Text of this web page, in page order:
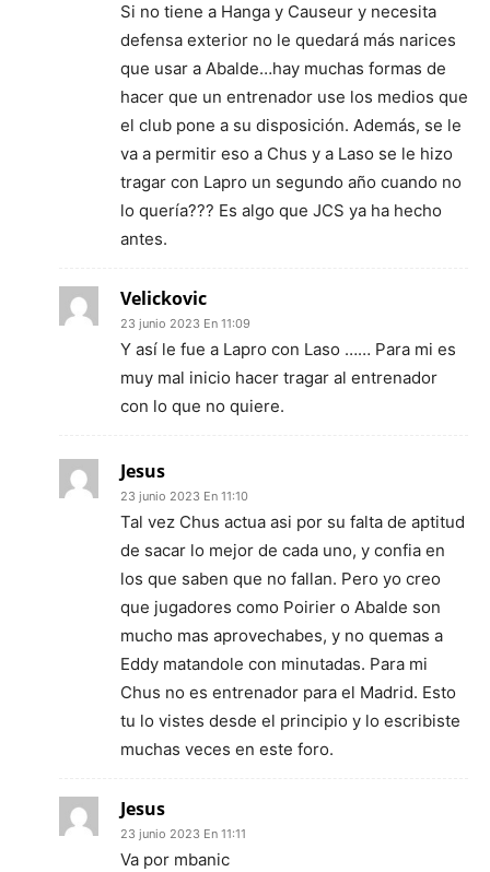
Si no tiene a Hanga y Causeur y necesita
defensa exterior no le quedará más narices
que usar a Abalde…hay muchas formas de
hacer que un entrenador use los medios que
el club pone a su disposición. Además, se le
va a permitir eso a Chus y a Laso se le hizo
tragar con Lapro un segundo año cuando no
lo quería??? Es algo que JCS ya ha hecho
antes.
Velickovic
23 junio 2023 En 11:09
Y así le fue a Lapro con Laso …… Para mi es
muy mal inicio hacer tragar al entrenador
con lo que no quiere.
Jesus
23 junio 2023 En 11:10
Tal vez Chus actua asi por su falta de aptitud
de sacar lo mejor de cada uno, y confia en
los que saben que no fallan. Pero yo creo
que jugadores como Poirier o Abalde son
mucho mas aprovechabes, y no quemas a
Eddy matandole con minutadas. Para mi
Chus no es entrenador para el Madrid. Esto
tu lo vistes desde el principio y lo escribiste
muchas veces en este foro.
Jesus
23 junio 2023 En 11:11
Va por mbanic